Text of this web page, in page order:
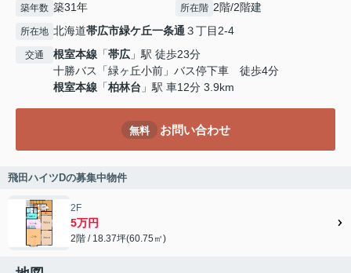
築年数 築31年 所在階 2階/2階建
所在地 北海道帯広市緑ケ丘一条通３丁目2-4
交通 根室本線 「帯広 」駅 徒歩23分
十勝バス「緑ヶ丘小前」バス停下車 徒歩4分
根室本線 「柏林台 」駅 車12分 3.9km
無料 お問い合わせ
飛田ハイツDの募集中物件
2F
5万円
2階 / 18.37坪(60.75㎡)